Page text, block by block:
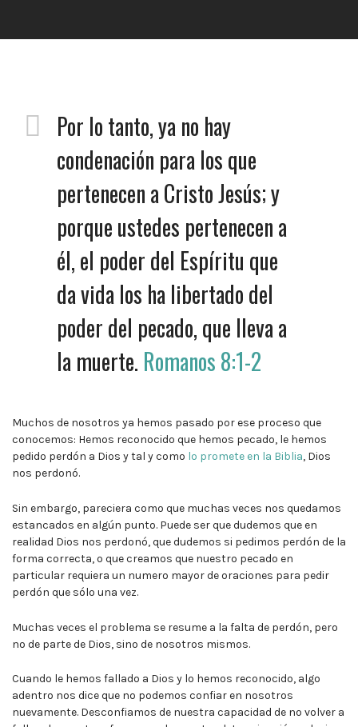
Por lo tanto, ya no hay
condenación para los que
pertenecen a Cristo Jesús; y
porque ustedes pertenecen a
él, el poder del Espíritu que
da vida los ha libertado del
poder del pecado, que lleva a
la muerte. Romanos 8:1-2
Muchos de nosotros ya hemos pasado por ese proceso que
conocemos: Hemos reconocido que hemos pecado, le hemos
pedido perdón a Dios y tal y como lo promete en la Biblia, Dios
nos perdonó.
Sin embargo, pareciera como que muchas veces nos quedamos
estancados en algún punto. Puede ser que dudemos que en
realidad Dios nos perdonó, que dudemos si pedimos perdón de la
forma correcta, o que creamos que nuestro pecado en
particular requiera un numero mayor de oraciones para pedir
perdón que sólo una vez.
Muchas veces el problema se resume a la falta de perdón, pero
no de parte de Dios, sino de nosotros mismos.
Cuando le hemos fallado a Dios y lo hemos reconocido, algo
adentro nos dice que no podemos confiar en nosotros
nuevamente. Desconfiamos de nuestra capacidad de no volver a